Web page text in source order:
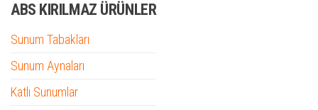
ABS KIRILMAZ ÜRÜNLER
Sunum Tabakları
Sunum Aynaları
Katlı Sunumlar